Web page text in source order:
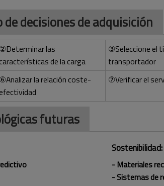
decisiones de adquisición
②Determinar las
características de la carga
③Seleccione el
transportador
⑥Analizar la relación coste-
efectividad
⑦Verificar el
futuras
Sostenibilidad:
- Materiales
- Sistemas de